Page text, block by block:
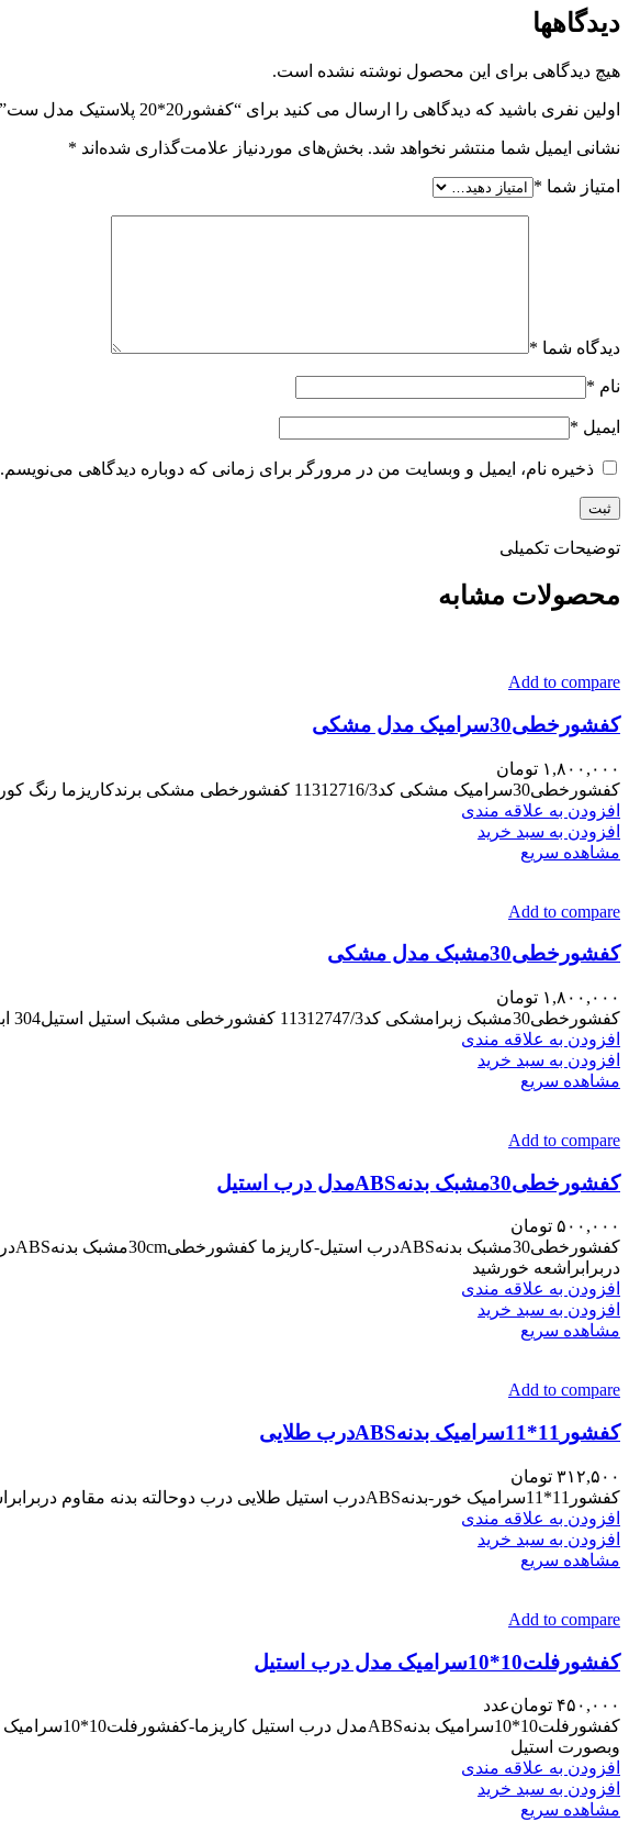
دیدگاهها
هیچ دیدگاهی برای این محصول نوشته نشده است.
اولین نفری باشید که دیدگاهی را ارسال می کنید برای “کفشور20*20 پلاستیک مدل ست”
نشانی ایمیل شما منتشر نخواهد شد. بخش‌های موردنیاز علامت‌گذاری شده‌اند *
امتیاز شما *
دیدگاه شما *
نام *
ایمیل *
ذخیره نام، ایمیل و وبسایت من در مرورگر برای زمانی که دوباره دیدگاهی می‌نویسم.
توضیحات تکمیلی
محصولات مشابه
Add to compare
کفشورخطی30سرامیک مدل مشکی
۱,۸۰۰,۰۰۰ تومان
کفشورخطی30سرامیک مشکی کد11312716/3 کفشورخطی مشکی برندکاریزما رنگ کوره ای ابعاد7*60 استیل304 قطرخروجی5CM ضخامت بدنه1/5 مناسب تمام فضاها کالاضمانت تعویض تا24ساعت
افزودن به علاقه مندی
افزودن به سبد خرید
مشاهده سریع
Add to compare
کفشورخطی30مشبک مدل مشکی
۱,۸۰۰,۰۰۰ تومان
کفشورخطی30مشبک زبرامشکی کد11312747/3 کفشورخطی مشبک استیل استیل304 ابعد7*30 رنگ کوره ای قطرخروجی5CM مناسب تمام فضاها ضخامت بدنه1/5 کالاضمانت تعویض تا24ساعت
افزودن به علاقه مندی
افزودن به سبد خرید
مشاهده سریع
Add to compare
کفشورخطی30مشبک بدنهABSمدل درب استیل
۵۰۰,۰۰۰ تومان
دربرابراشعه خورشید
افزودن به علاقه مندی
افزودن به سبد خرید
مشاهده سریع
Add to compare
کفشور11*11سرامیک بدنهABSدرب طلایی
۳۱۲,۵۰۰ تومان
کفشور11*11سرامیک خور-بدنهABSدرب استیل طلایی درب دوحالته بدنه مقاوم دربرابراشعه خورشیدومواداسیدی خروجی5cm مناسب سالن-حمام-توالت و….. خروجی مرکز استیل درب304عمق دار مناسب
افزودن به علاقه مندی
افزودن به سبد خرید
مشاهده سریع
Add to compare
کفشورفلت10*10سرامیک مدل درب استیل
۴۵۰,۰۰۰ تومانعدد
وبصورت استیل
افزودن به علاقه مندی
افزودن به سبد خرید
مشاهده سریع